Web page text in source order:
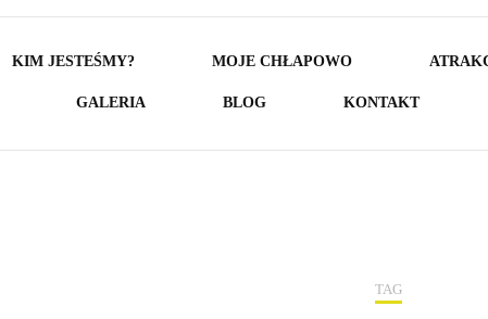
KIM JESTEŚMY? MOJE CHŁAPOWO
GALERIA BLOG KONTAKT
TAG